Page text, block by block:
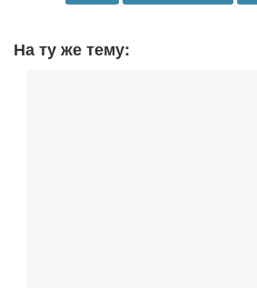
На ту же тему: